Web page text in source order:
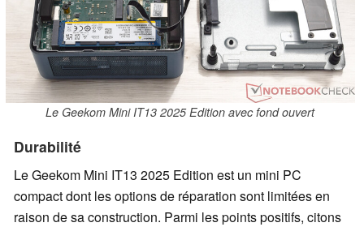
Le Geekom Mini IT13 2025 Edition avec fond ouvert
Durabilité
Le Geekom Mini IT13 2025 Edition est un mini PC
compact dont les options de réparation sont limitées en
raison de sa construction. Parmi les points positifs, citons